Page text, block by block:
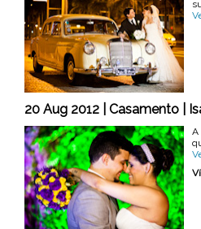
20 Aug 2012 | Casamento |
A